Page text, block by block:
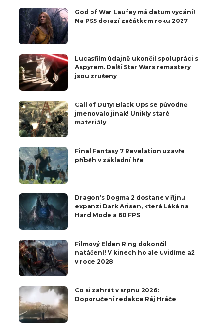
God of War Laufey má datum vydání!
Na PS5 dorazí začátkem roku 2027
Lucasfilm údajně ukončil spolupráci s
Aspyrem. Další Star Wars remastery
jsou zrušeny
Call of Duty: Black Ops se původně
jmenovalo jinak! Unikly staré
materiály
Final Fantasy 7 Revelation uzavře
příběh v základní hře
Dragon’s Dogma 2 dostane v říjnu
expanzi Dark Arisen, která Láká na
Hard Mode a 60 FPS
Filmový Elden Ring dokončil
natáčení! V kinech ho ale uvidíme až
v roce 2028
Co si zahrát v srpnu 2026:
Doporučení redakce Ráj Hráče